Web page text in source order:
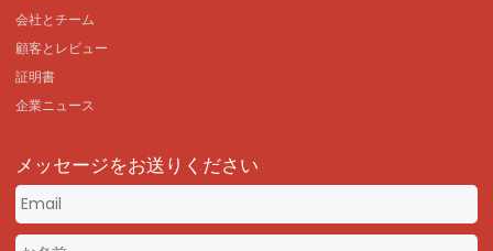
会社とチーム
顧客とレビュー
証明書
企業ニュース
メッセージをお送りください